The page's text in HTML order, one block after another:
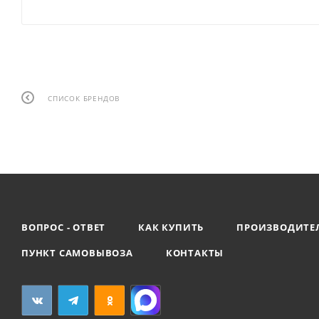
СПИСОК БРЕНДОВ
ВОПРОС - ОТВЕТ КАК КУПИТЬ
ПУНКТ САМОВЫВОЗА
КОНТАКТЫ